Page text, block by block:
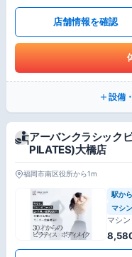
店舗情報を確認
設備
アーバンクラシック
PILATES)大橋店
福岡市南区役所から1m
駅か
マシ
マシ